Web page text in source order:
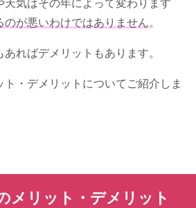
天気はその年によって変わります
のが悪いわけではありません。
ればデメリットもあります。
・デメリットについてご紹介しま
リット・デメリット